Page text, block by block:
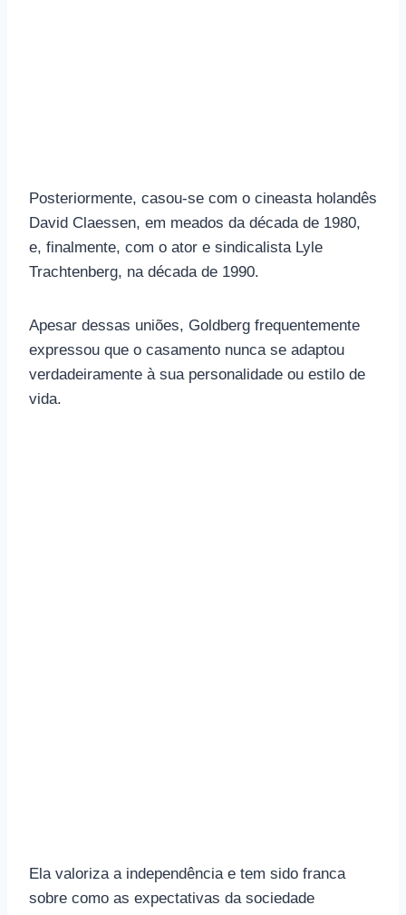
Posteriormente, casou-se com o cineasta holandês
David Claessen, em meados da década de 1980,
e, finalmente, com o ator e sindicalista Lyle
Trachtenberg, na década de 1990.
Apesar dessas uniões, Goldberg frequentemente
expressou que o casamento nunca se adaptou
verdadeiramente à sua personalidade ou estilo de
vida.
Ela valoriza a independência e tem sido franca
sobre como as expectativas da sociedade